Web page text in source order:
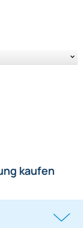
iMac Intel,